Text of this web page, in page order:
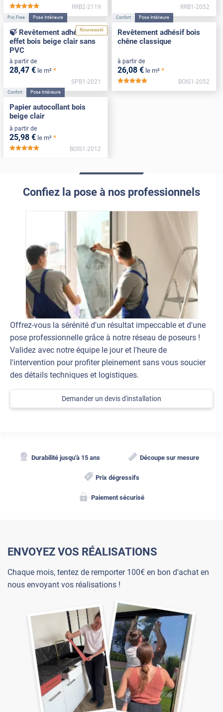
RRB2-2119 RRB1-2052
Nouveauté
Pvc Free Pose Intérieure
🍃 Revêtement adhésif
effet bois beige clair sans
PVC
à partir de
28,47 € le m² *
SPB1-2021
Confort Pose Intérieure
Revêtement adhésif bois
chêne classique
à partir de
26,08 € le m² *
BOIS1-2052
Confort Pose Intérieure
Papier autocollant bois
beige clair
à partir de
25,98 € le m² *
*****
BOIS1-2012
Confiez la pose à nos professionnels
Offrez-vous la sérénité d'un résultat impeccable et d'une
pose professionnelle grâce à notre réseau de poseurs !
Validez avec notre équipe le jour et l'heure de
l'intervention pour profiter pleinement sans vous soucier
des détails techniques et logistiques.
Demander un devis d'installation
Durabilité jusqu'à 15 ans Découpe sur mesure
Prix dégressifs
Paiement sécurisé
ENVOYEZ VOS RÉALISATIONS
Chaque mois, tentez de remporter 100€ en bon d'achat en
nous envoyant vos réalisations !